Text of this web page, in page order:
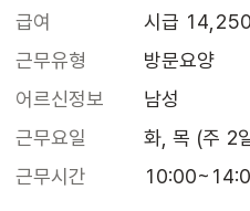
급여
시급
근무유형
방문요양
어르신정보
남성
근무요일
화, 목 (주 2
근무시간